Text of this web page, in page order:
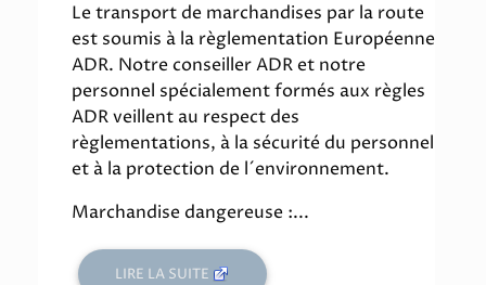
Le transport de marchandises par la route
est soumis à la règlementation Européenne
ADR. Notre conseiller ADR et notre
personnel spécialement formés aux règles
ADR veillent au respect des
règlementations, à la sécurité du personnel
et à la protection de l´environnement.
Marchandise dangereuse :...
LIRE LA SUITE